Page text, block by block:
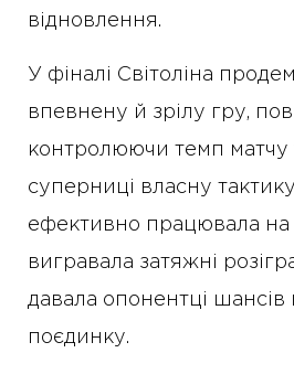
відновлення.
У фіналі Світоліна
впевнену й зрілу гру,
контролюючи темп матчу
суперниці власну
ефективно працювала на
вигравала затяжні
давала опонентці шансів
поєдинку.